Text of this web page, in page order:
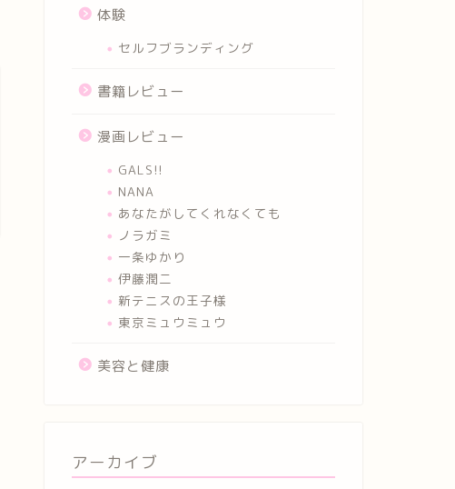
体験
セルフブランディング
書籍レビュー
漫画レビュー
GALS!!
NANA
あなたがしてくれなくても
ノラガミ
一条ゆかり
伊藤潤二
新テニスの王子様
東京ミュウミュウ
美容と健康
アーカイブ